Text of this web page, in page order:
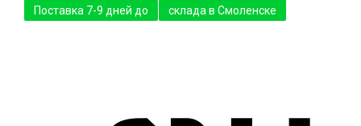
Поставка 7-9 дней до склада в Смоленске